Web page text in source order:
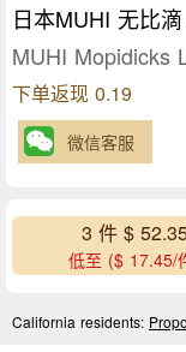
日本MUHI 无比
MUHI Mopidicks
下单返现 0.19
微信客服
3 件 $
低至 ($ 17.45/
California residents: